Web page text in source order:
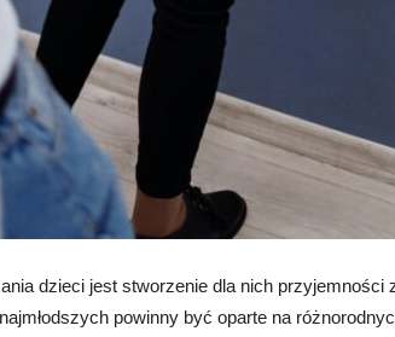
dzieci jest stworzenie dla nich przyjemności
powinny być oparte na